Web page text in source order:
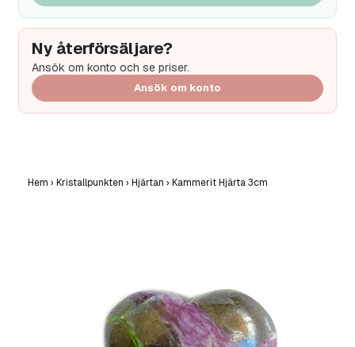
Ny återförsäljare?
Ansök om konto och se priser.
Ansök om konto
Hem › Kristallpunkten › Hjärtan › Kammerit Hjärta 3cm